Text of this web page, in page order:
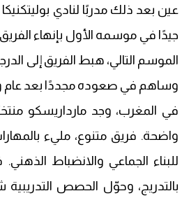
عين بعد ذلك مدربًا لنادي
جيدًا في موسمه الأول بإنهاء
الموسم التالي، هبط الفريق إلى
وساهم في صعوده مجددًا بعد عام
في المغرب، وجد مارداريسكو
واضحة. فريق متنوع، مليء
للبناء الجماعي والانضباط
بالتدريج، وحوّل الحصص